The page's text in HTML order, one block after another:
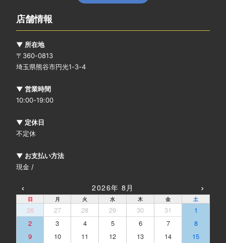
店舗情報
▼ 所在地
〒360-0813
埼玉県熊谷市円光1-3-4
▼ 営業時間
10:00-19:00
▼ 定休日
不定休
▼ お支払い方法
現金 /
‹ 2026年 8月 ›
日 月 火 水 木 金 土
26 27 28 29 30 31
1
2
3 4 5 6 7
8
9
10 11 12 13 14 15